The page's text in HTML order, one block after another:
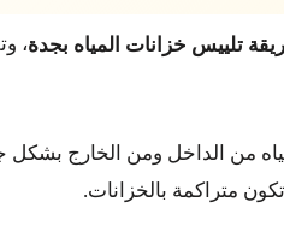
تلييس خزانات المياه بجدة،
من الداخل ومن الخارج بشكل
متراكمة بالخزانات.